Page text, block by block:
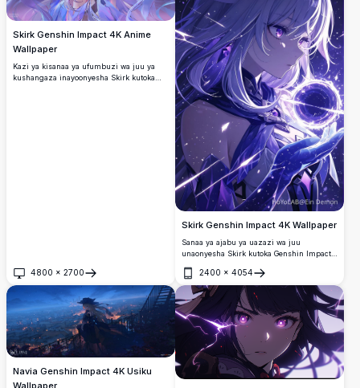
Skirk Genshin Impact 4K Anime
Wallpaper
Kazi ya kisanaa ya ufumbuzi wa juu ya
kushangaza inayoonyesha Skirk kutoka
4800 × 2700
Fungua
Skirk Genshin Impact 4K Wallpaper
Sanaa ya ajabu ya uazazi wa juu
unaonyesha Skirk kutoka Genshin Impact
Mhusika wa fumbo anashika tufe
lingulingu dhidi ya mandhari ya anga
yenye nyota, akionyesha sanaa nzuri ya
mtindo wa anime yenye nywele
zinazotiririka na mazingira ya uchawi
kamili kwa onyesho lolote.
2400 × 4054
Fungua
Navia Genshin Impact 4K Usiku
Wallpaper